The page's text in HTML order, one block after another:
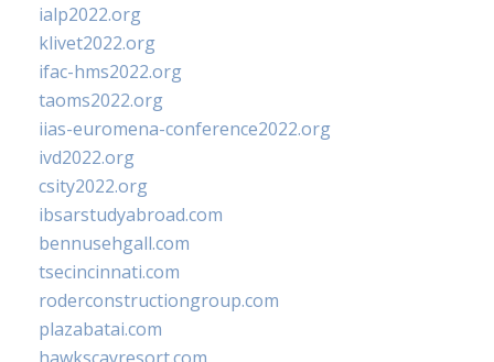
ialp2022.org
klivet2022.org
ifac-hms2022.org
taoms2022.org
iias-euromena-conference2022.org
ivd2022.org
csity2022.org
ibsarstudyabroad.com
bennusehgall.com
tsecincinnati.com
roderconstructiongroup.com
plazabatai.com